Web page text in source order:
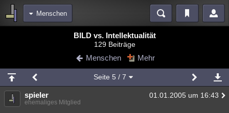
Menschen
Blogs Videos
Chat Wiki Neuigkeiten
meine Rubriken
Menschen Mystery Kriminalfälle
BILD vs. Intellektualität
129 Beiträge
Menschen Mehr
Seite 5 / 7
spieler 01.01.2005 um 16:43
ehemaliges Mitglied